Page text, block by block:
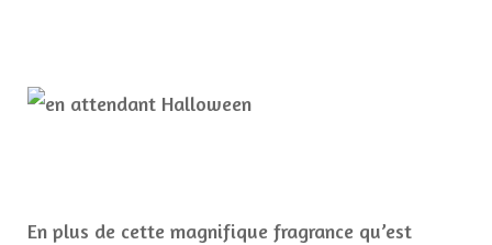
En plus de cette magnifique fragrance qu’est